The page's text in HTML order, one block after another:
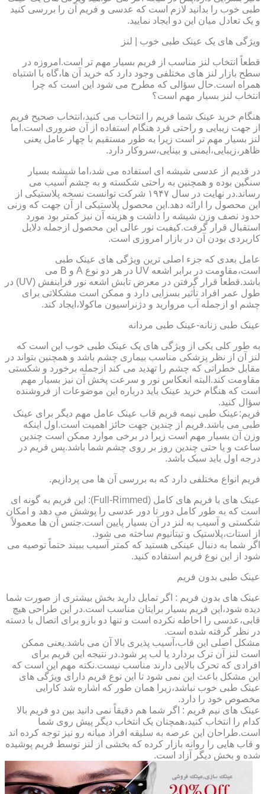
طبی خوب را بدانید لازم است که عدسی و فریم آن را بررسی کنید
و یک تعادل میان این دو ایجاد نمایید.
ویژگی های یک عینک طبی خوب | لنز
قطعاً انتخاب لنز مناسب از فریم بسیار مهم تر است.امروزه در
سطح بازار لنز های مختلفی وجود دارد که خرید آن ها،گاه با اشتباه
همراه است.حال سؤالی که مطرح می شود این است که چرا
انتخاب لنز بسیار مهم است؟
هنگام خرید عینک شما فریم را انتخاب می کنید،انتخاب صحیح فریم
از جهت زیبایی و راحتی فرد هنگام استفاده از آن ضروری است.اما
لنز بسیار مهم تر است زیرا به طور مستقیم با چهار عامل یعنی
ظاهر،زیبایی،ایمنی و بینایی،سروکار دارد.
در قدیم از عدسی شیشه ای استفاده می شد،اما شیشه بسیار
سنگین بوده و همچنین به راحتی شکسته و به چشم آسیب می
رساند.در نهایت در سال ۱۹۴۷ شرکت توانست نسخه پلاستیکی از
این محصول را ارائه دهد.این محصول پلاستیکی از آن جهت که وزنی
حدود نصف وزن شیشه را داشت و هزینه آن نیز کمتر بود مورد
استقبال قرار گرفت.کیفیت نور عالی این محصول ازجمله دلایل
کاربردی بودن آن در بازار امروزی است.
عامل بعدی که جزء اصلی ترین ویژگی های عینک طبی
است،مقاومت در برابر اشعه UV در هر دو نوع A و B می
باشد.قطعاً قرار گرفتن در معرض تابش اشعه نور فرابنفش (UV) در
طول عمر افراد تأثیر بسزایی دارد و ممکن است مشکلاتی برای
چشم او ازجمله آب مروارید و دژنراسیون ماکولا،ایجاد کند.
عینک طبی زنانه-عینک طبی مردانه
به طور کلی یکی از ویژگی های یک عینک طبی خوب این است که
لنز آن از نظر پزشکی مناسب بیماری چشم باشد و همچنین بتواند در
مقابل خطراتی که چشم را تهدید می کند ازجمله برخورد و شکستی
مقاومت کند.البته انعکاس نور و سرعت پخش آن نیز بسیار مهم
است که هنگام خرید عینک باید درباره این موضوعات از فروشنده
سؤال کنید.
فریم:عینک طبی نیمه فریم قاب عینک عامل مهم دیگر برای عینک
طبی می باشد.فریم از چندین جهت حائز اهمیت است.اول اینکه
وزن آن بسیار مهم است زیرا در برخی موارد ممکن است چندین
ساعت و یا حتی چندین روز بر روی چشم شما باشد.پس فریم در
درجه اول باید سبک باشد.
فریم انواع مختلفی دارد که به بررسی آن ها می پردازیم.
عینک های با فریم های کامل (Full-Rimmed): این فریم به گونه ای
است که به طور کامل دور تا دور عدسی را پوشش می دهد و امکان
شکستی و آسیب به لنز در آن بسیار پایین است.جنس آن ها معمولاً
از استات،پلاستیک و تیتانیوم ساخته می شود.
اگر شما به دنبال عینکی هستید که کمتر آسیب ببیند حتماً توصیه می
شود از این نوع فریم استفاده کنید.
عینک طبی بدون فریم
عینک های بدون فریم : اگر تمایل دارید بخش بیشتری از صورت شما
دیده شود،این فریم بسیار برایتان مناسب است.در این طراحی هیچ
قابی،عدسی را احاطه نکرده است و تنها دو بازو برای اتصال با دسته
در نظر گرفته شده است.
مشکل اصلی این قاب،آسیب پذیری بالا آن می باشد.یعنی ممکن
است لنز آن ترک بردارد یا لب پر شود.در نتیجه این فریم برای
افرادی که تحرک بالایی دارند مناسب نیست.نکته مهم این است که
این مشکل باعث این نمی شود تا این نوع فریم دارای ویژگی های
عینک طبی خوب نباشد،زیرا همان طور که اشاره شد کارایی
مخصوص خود را دارد.
عینک های نیم فریم : اگر شما هم دقیقاً نمی دانید بین دو فریم بالا
کدام را انتخاب کنید،همچنان یک انتخاب دیگر پیش روی شما
است.طراحان این عرصه به سلیقه افراد میانه رو نیز توجه کرده اند
و قاب هایی را روانه بازار کرده که بخشی از لنز توسط فریم پوشیده
شده و بخش دیگر آزاد است.